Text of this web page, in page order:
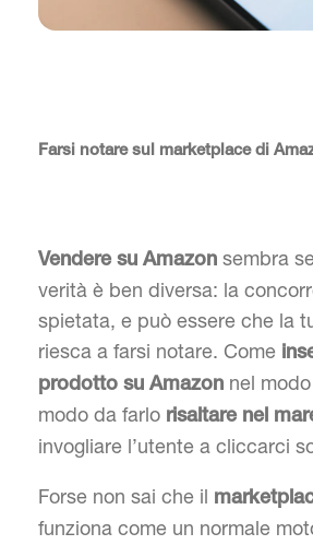
Farsi notare sul marketplace di
Vendere su Amazon sembra
verità è ben diversa: la
spietata, e può essere che la
riesca a farsi notare. Come
prodotto su Amazon nel
modo da farlo risaltare nel
invogliare l’utente a cliccarci
Forse non sai che il
funziona come un normale